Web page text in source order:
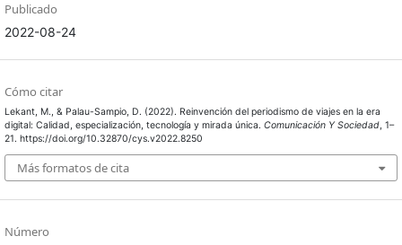
Publicado
2022-08-24
Cómo citar
Lekant, M., & Palau-Sampio, D. (2022). Reinvención del periodismo de viajes en la era
digital: Calidad, especialización, tecnología y mirada única. Comunicación Y Sociedad, 1–
21. https://doi.org/10.32870/cys.v2022.8250
Más formatos de cita
Número